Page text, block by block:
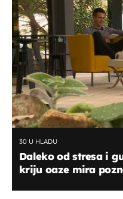
30 U HLADU
Daleko od stresa i
kriju oaze mira